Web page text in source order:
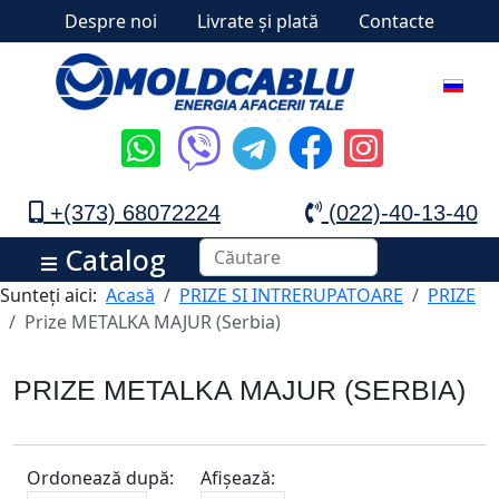
Despre noi Livrate și plată Contacte
+(373) 68072224 (022)-40-13-40
Catalog
Sunteți aici: Acasă PRIZE SI INTRERUPATOARE
PRIZE
Prize METALKA MAJUR (Serbia)
PRIZE METALKA MAJUR (SERBIA)
Ordonează după: Afișează: